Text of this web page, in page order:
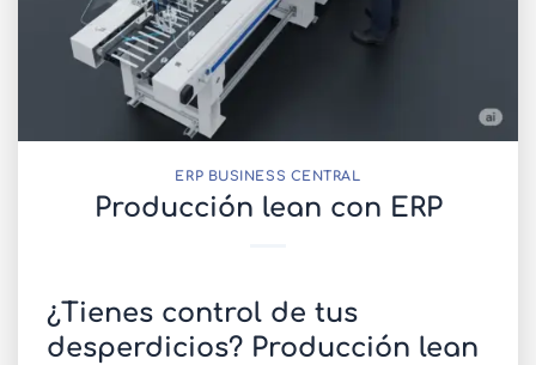
ERP BUSINESS CENTRAL
Producción lean con ERP
¿Tienes control de tus
desperdicios? Producción lean